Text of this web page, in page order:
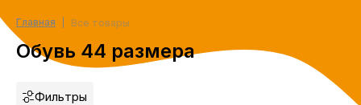
Главная Все товары
Обувь 44 размера
Фильтры